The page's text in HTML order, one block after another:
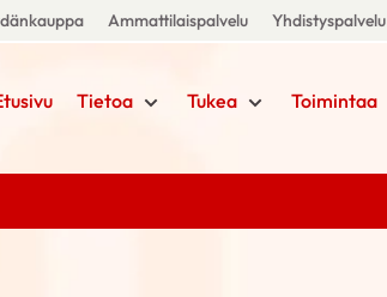
Ammattilaispalvelu Yhdistyspalvelu
Tietoa Tukea Toimintaa